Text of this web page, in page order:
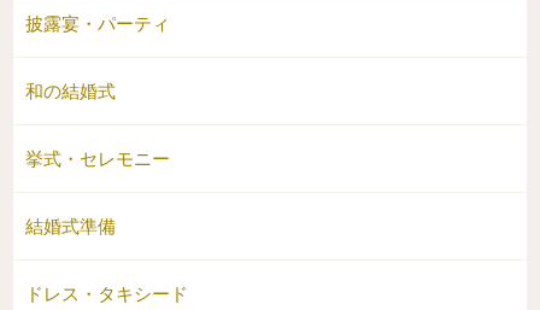
披露宴・パーティ
和の結婚式
挙式・セレモニー
結婚式準備
ドレス・タキシード